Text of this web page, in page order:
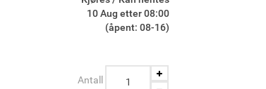
10 Aug etter 08:00
(åpent: 08-16)
Antall